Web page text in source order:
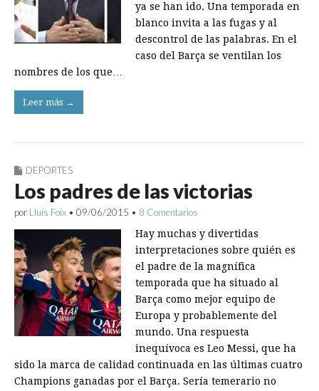
ya se han ido. Una temporada en
blanco invita a las fugas y al
descontrol de las palabras. En el
caso del Barça se ventilan los
nombres de los que…
Leer más →
DEPORTES
Los padres de las victorias
por Lluís Foix • 09/06/2015 • 8 Comentarios
Hay muchas y divertidas
interpretaciones sobre quién es
el padre de la magnífica
temporada que ha situado al
Barça como mejor equipo de
Europa y probablemente del
mundo. Una respuesta
inequívoca es Leo Messi, que ha
sido la marca de calidad continuada en las últimas cuatro
Champions ganadas por el Barça. Sería temerario no